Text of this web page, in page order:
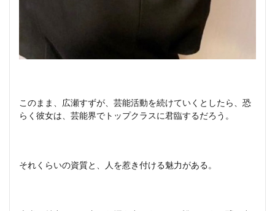
このまま、広瀬すずが、芸能活動を続けていくとしたら、恐
らく彼女は、芸能界でトップクラスに君臨するだろう。
それくらいの資質と、人を惹き付ける魅力がある。